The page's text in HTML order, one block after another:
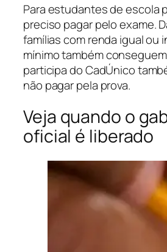
Para estudantes de escola
preciso pagar pelo exame.
famílias com renda igual ou
mínimo também
participa do CadÚnico
não pagar pela prova.
Veja quando o
oficial é liberado